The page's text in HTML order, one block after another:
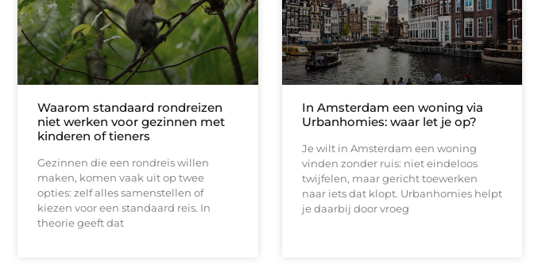
Waarom standaard rondreizen
niet werken voor gezinnen met
kinderen of tieners
Gezinnen die een rondreis willen
maken, komen vaak uit op twee
opties: zelf alles samenstellen of
kiezen voor een standaard reis. In
theorie geeft dat
In Amsterdam een woning via
Urbanhomies: waar let je op?
Je wilt in Amsterdam een woning
vinden zonder ruis: niet eindeloos
twijfelen, maar gericht toewerken
naar iets dat klopt. Urbanhomies helpt
je daarbij door vroeg